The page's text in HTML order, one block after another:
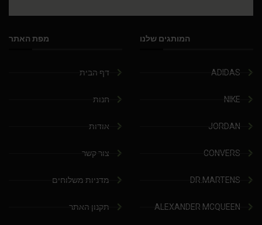
המותגים שלנו
ADIDAS
NIKE
JORDAN
CONVERS
DR.MARTENS
ALEXANDER MCQUEEN
מפת האתר
דף הבית
חנות
אודות
צור קשר
מדניות משלוחים
תקנון האתר